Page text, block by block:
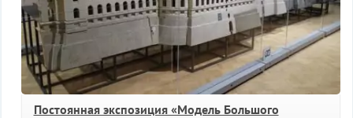
Постоянная экспозиция «Модель Большого